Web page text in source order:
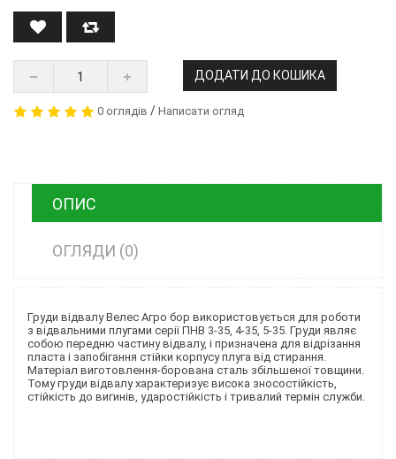
ДОДАТИ ДО КОШИКА
0 оглядів / Написати огляд
ОПИС
ОГЛЯДИ (0)
Груди відвалу Велес Агро бор використовується для роботи
з відвальними плугами серії ПНВ 3-35, 4-35, 5-35. Груди являє
собою передню частину відвалу, і призначена для відрізання
пласта і запобігання стійки корпусу плуга від стирання.
Матеріал виготовлення-борована сталь збільшеної товщини.
Тому груди відвалу характеризує висока зносостійкість,
стійкість до вигинів, ударостійкість і тривалий термін служби.